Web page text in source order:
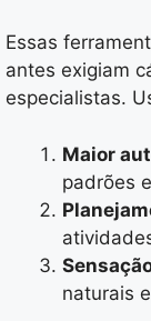
Essas
antes exigiam
especialistas.
Maior
padrões
naturais